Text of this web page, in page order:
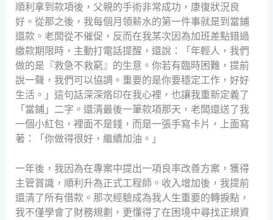
順利拿到款項後，父親的手術非常成功，康復狀況良
好。從那之後，我每個月領薪水的第一件事就是到當鋪
還款。老闆從不催促，反而在我某次因為加班差點錯過
繳款期限時，主動打電話提醒，還說：「年輕人，我們
做的是『救急不救窮』的生意。你若有臨時困難，提前
說一聲，我們可以協調。重要的是你要穩定工作，好好
生活。」這句話深深烙印在我心裡，也讓我重新定義了
「當鋪」二字。還清最後一筆款項那天，老闆還送了我
一個小紅包，裡面不是錢，而是一張手寫卡片，上面寫
著：「你做得很好，繼續加油。」
一年後，我因為在專案中提出一項良率改善方案，獲得
主管賞識，順利升為正式工程師。收入增加後，我提前
還清了所有借款。那次經驗成為我人生重要的轉捩點，
我不僅學會了財務規劃，更懂得了在困境中尋找正規資